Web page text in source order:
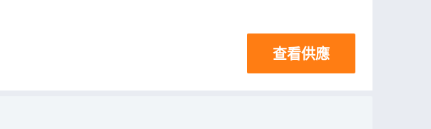
查看供應